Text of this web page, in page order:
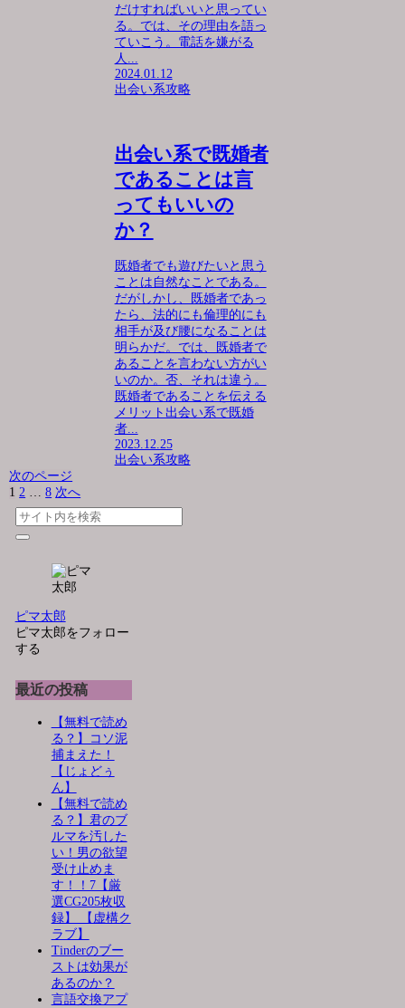
だけすればいいと思ってい
る。では、その理由を語っ
ていこう。電話を嫌がる
人...
2024.01.12
出会い系攻略
出会い系で既婚者
であることは言
ってもいいの
か？
既婚者でも遊びたいと思う
ことは自然なことである。
だがしかし、既婚者であっ
たら、法的にも倫理的にも
相手が及び腰になることは
明らかだ。では、既婚者で
あることを言わない方がい
いのか。否、それは違う。
既婚者であることを伝える
メリット出会い系で既婚
者...
2023.12.25
出会い系攻略
次のページ
1 2 … 8 次へ
ピマ太郎
ピマ太郎をフォロー
する
最近の投稿
【無料で読め
る？】コソ泥
捕まえた！
【じょどぅ
ん】
【無料で読め
る？】君のブ
ルマを汚した
い！男の欲望
受け止めま
す！！7【厳
選CG205枚収
録】 【虚構ク
ラブ】
Tinderのブー
ストは効果が
あるのか？
言語交換アプ